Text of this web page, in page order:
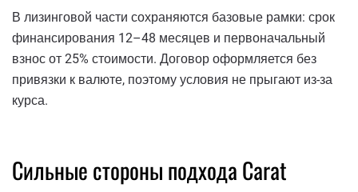
В лизинговой части сохраняются базовые рамки: срок
финансирования 12–48 месяцев и первоначальный
взнос от 25% стоимости. Договор оформляется без
привязки к валюте, поэтому условия не прыгают из-за
курса.
Сильные стороны подхода Carat